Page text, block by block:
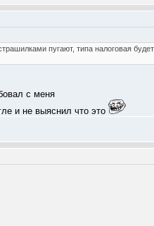
пугают, типа налоговая
с меня
и не выяснил что это